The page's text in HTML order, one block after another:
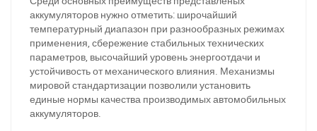
аккумуляторов нужно отметить: широчайший
температурный диапазон при разнообразных режимах
применения, сбережение стабильных технических
параметров, высочайший уровень энергоотдачи и
устойчивость от механического влияния. Механизмы
мировой стандартизации позволили установить
единые нормы качества производимых автомобильных
аккумуляторов.
(093) 600-51-11
Написати в Viber Написати в Telegram